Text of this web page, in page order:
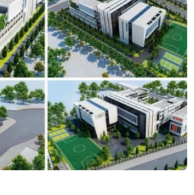
Malaysia (1MDB)
Najib Razak
#Phát triển kinh tế-xã hội